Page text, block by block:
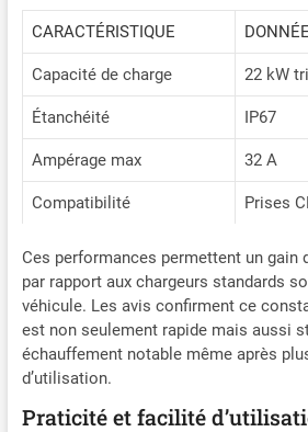
voyages, le
type de
extérieures.
intelligente :
puissance
sûre et
CARACTÉRISTIQUE DONNÉE
Capacité de charge 22 kW
Étanchéité IP67
Ampérage max 32 A
Compatibilité Prises
Ces performances permettent un gain
par rapport aux chargeurs standards
véhicule. Les avis confirment ce
est non seulement rapide mais aussi
échauffement notable même après
d’utilisation.
Praticité et facilité